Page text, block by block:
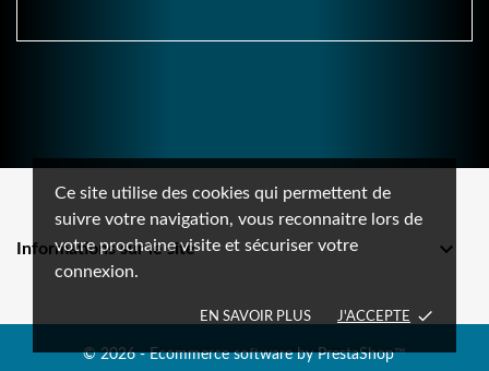
Ce site utilise des cookies qui permettent de
suivre votre navigation, vous reconnaitre lors de
votre prochaine visite et sécuriser votre
connexion.
EN SAVOIR PLUS J'ACCEPTE done
Informations sur le site 
© 2026 - Ecommerce software by PrestaShop™